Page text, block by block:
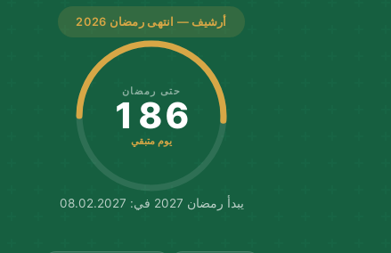
أرشيف — انتهى رمضان 2026
حتى رمضان
186
يوم متبقي
يبدأ رمضان 2027 في: 08.02.2027